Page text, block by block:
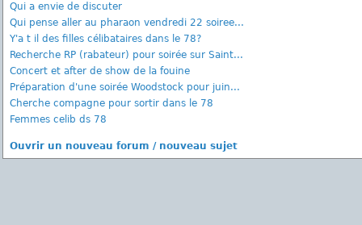
Qui a envie de discuter
Qui pense aller au pharaon vendredi 22 soiree...
Y'a t il des filles célibataires dans le 78?
Recherche RP (rabateur) pour soirée sur Saint...
Concert et after de show de la fouine
Préparation d'une soirée Woodstock pour juin...
Cherche compagne pour sortir dans le 78
Femmes celib ds 78
Ouvrir un nouveau forum / nouveau sujet